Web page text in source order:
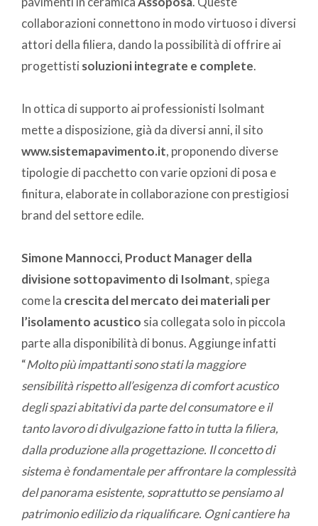
collaborazioni connettono in modo virtuoso i diversi
attori della filiera, dando la possibilità di offrire ai
progettisti soluzioni integrate e complete.
In ottica di supporto ai professionisti Isolmant
mette a disposizione, già da diversi anni, il sito
www.sistemapavimento.it, proponendo diverse
tipologie di pacchetto con varie opzioni di posa e
finitura, elaborate in collaborazione con prestigiosi
brand del settore edile.
Simone Mannocci, Product Manager della
divisione sottopavimento di Isolmant, spiega
come la crescita del mercato dei materiali per
l’isolamento acustico sia collegata solo in piccola
parte alla disponibilità di bonus. Aggiunge infatti
“Molto più impattanti sono stati la maggiore
sensibilità rispetto all’esigenza di comfort acustico
degli spazi abitativi da parte del consumatore e il
tanto lavoro di divulgazione fatto in tutta la filiera,
dalla produzione alla progettazione. Il concetto di
sistema è fondamentale per affrontare la complessità
del panorama esistente, soprattutto se pensiamo al
patrimonio edilizio da riqualificare. Ogni cantiere ha